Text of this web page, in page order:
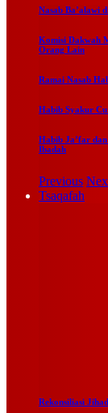
Nasab Ba’alawi
Komisi Dakwah
Orang Lain
Ramai Nasab
Habib Syakur
Habib Ja’far
Ibadah
Previous
Tsaqafah
Rekonsiliasi